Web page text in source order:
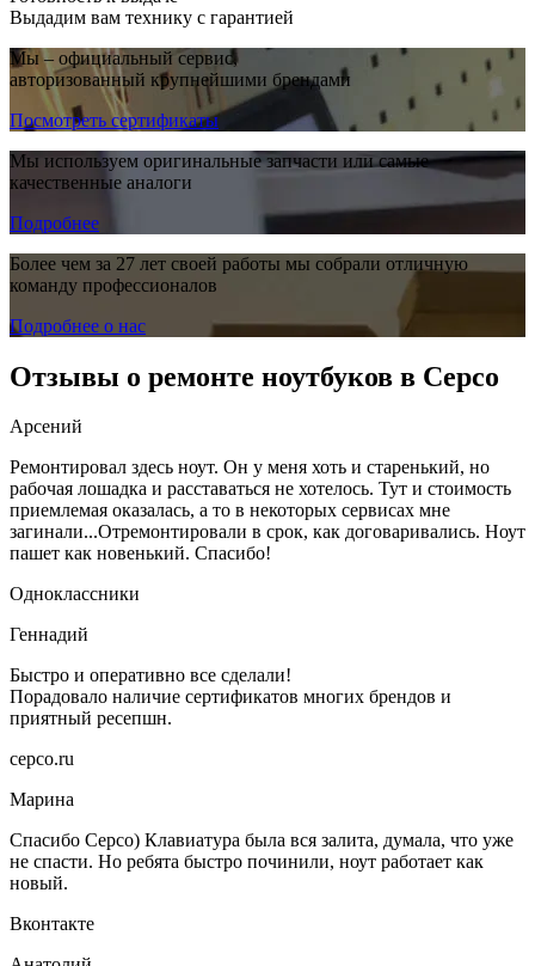
Выдадим вам технику с гарантией
Мы – официальный сервис,
авторизованный крупнейшими брендами
Посмотреть сертификаты
Мы используем оригинальные запчасти или самые
качественные аналоги
Подробнее
Более чем за 27 лет своей работы мы собрали отличную
команду профессионалов
Подробнее о нас
Отзывы о ремонте ноутбуков в Серсо
Арсений
Ремонтировал здесь ноут. Он у меня хоть и старенький, но
рабочая лошадка и расставаться не хотелось. Тут и стоимость
приемлемая оказалась, а то в некоторых сервисах мне
загинали...Отремонтировали в срок, как договаривались. Ноут
пашет как новенький. Спасибо!
Одноклассники
Геннадий
Быстро и оперативно все сделали!
Порадовало наличие сертификатов многих брендов и
приятный ресепшн.
серсо.ru
Марина
Спасибо Серсо) Клавиатура была вся залита, думала, что уже
не спасти. Но ребята быстро починили, ноут работает как
новый.
Вконтакте